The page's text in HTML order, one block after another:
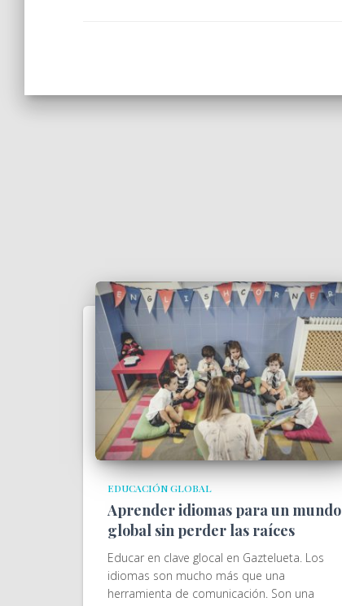
EDUCACIÓN GLOBAL
Aprender idiomas para un mundo
global sin perder las raíces
Educar en clave glocal en Gaztelueta. Los
idiomas son mucho más que una
herramienta de comunicación. Son una